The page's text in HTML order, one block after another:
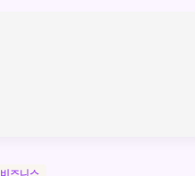
비즈니스